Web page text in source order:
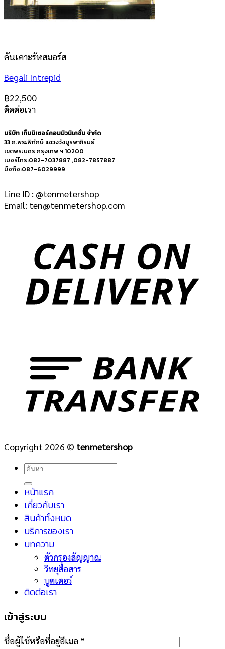
คันเคาะรัหสมอร์ส
Begali Intrepid
฿22,500
ติดต่อเรา
บริษัท เท็นมิเตอร์คอมมิวนิเคชั่น จำกัด
33 ถ.พระพิทักษ์ แขวงวังบูรพาภิรมย์
เขตพระนคร กรุงเทพ ฯ 10200
เบอร์โทร:082-7037887 ,082-7857887
มือถือ:087-6029999
Line ID : @tenmetershop
Email: ten@tenmetershop.com
Copyright 2026 © tenmetershop
ค้นหา:
หน้าแรก
เกี่ยวกับเรา
สินค้าทั้งหมด
บริการของเรา
บทความ
ตัวกรองสัญญาณ
วิทยุสื่อสาร
บูตเตอร์
ติดต่อเรา
เข้าสู่ระบบ
ชื่อผู้ใช้หรือที่อยู่อีเมล *